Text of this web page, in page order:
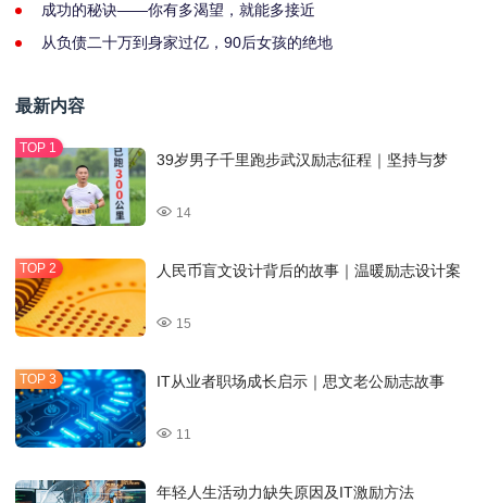
成功的秘诀——你有多渴望，就能多接近
从负债二十万到身家过亿，90后女孩的绝地
最新内容
39岁男子千里跑步武汉励志征程｜坚持与梦
14
人民币盲文设计背后的故事｜温暖励志设计案
15
IT从业者职场成长启示｜思文老公励志故事
11
年轻人生活动力缺失原因及IT激励方法